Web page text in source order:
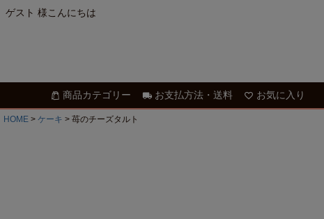
ゲスト 様こんにちは
商品カテゴリー お支払方法・送料 お気に入り
HOME ケーキ 苺のチーズタルト